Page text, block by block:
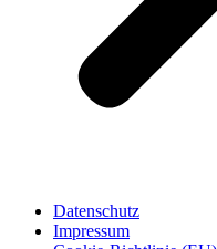
Datenschutz
Impressum